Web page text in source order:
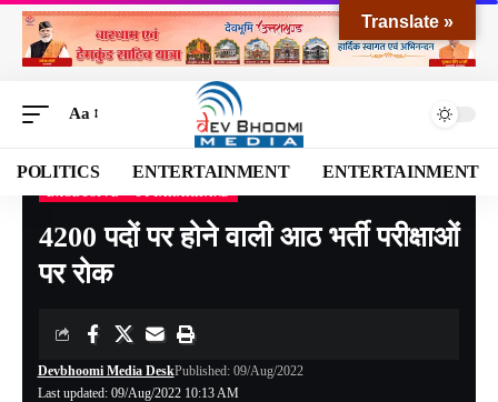
Aa
POLITICS ENTERTAINMENT ENTERTAINMENT
Devbhoomi Media>Blog >NATIONAL>UTTARAKHAND> 4200 पदों पर होने वाली आठ भर्ती परीक्षाओं पर रोक
4200 पदों पर होने वाली आठ भर्ती परीक्षाओं
पर रोक
Last updated: 09/Aug/2022 10:13 AM
Devbhoomi Media DeskPublished: 09/Aug/2022
Translate »